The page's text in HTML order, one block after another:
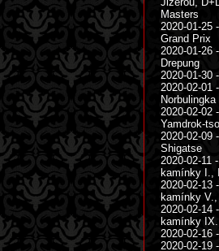
Masters
2020-01-25
Grand Prix
2020-01-26
Drepung
2020-01-30
2020-02-01
Norbulingka
2020-02-02
Yamdrok-tso
2020-02-09
Shigatse
2020-02-11
kamínky I.,
2020-02-13
kamínky
2020-02-14
kamínky
2020-02-16
2020-02-19